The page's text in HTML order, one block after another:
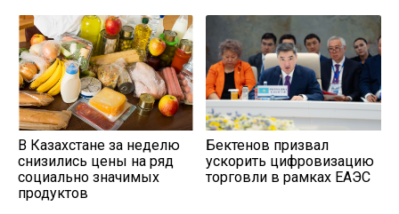
В Казахстане за неделю
снизились цены на ряд
социально значимых
продуктов
Бектенов призвал
ускорить цифровизацию
торговли в рамках ЕАЭС